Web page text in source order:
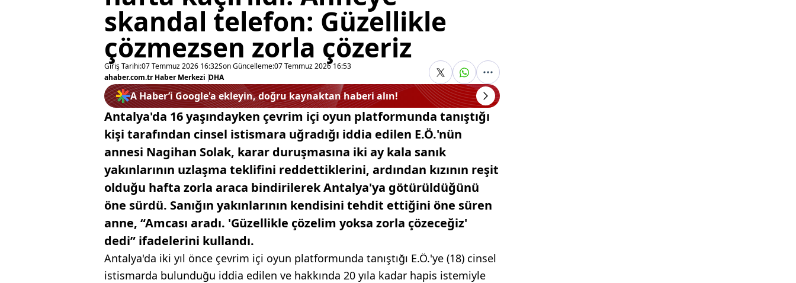
skandal telefon: Güzellikle
çözmezsen zorla çözeriz
Giriş Tarihi:07 Temmuz 2026 16:32Son Güncelleme:07 Temmuz 2026 16:53
ahaber.com.tr Haber Merkezi |DHA
A Haber’i Google'a ekleyin, doğru kaynaktan haberi alın!
Antalya'da 16 yaşındayken çevrim içi oyun platformunda tanıştığı
kişi tarafından cinsel istismara uğradığı iddia edilen E.Ö.'nün
annesi Nagihan Solak, karar duruşmasına iki ay kala sanık
yakınlarının uzlaşma teklifini reddettiklerini, ardından kızının reşit
olduğu hafta zorla araca bindirilerek Antalya'ya götürüldüğünü
öne sürdü. Sanığın yakınlarının kendisini tehdit ettiğini öne süren
anne, “Amcası aradı. 'Güzellikle çözelim yoksa zorla çözeceğiz'
dedi” ifadelerini kullandı.
Antalya'da iki yıl önce çevrim içi oyun platformunda tanıştığı E.Ö.'ye (18) cinsel
istismarda bulunduğu iddia edilen ve hakkında 20 yıla kadar hapis istemiyle